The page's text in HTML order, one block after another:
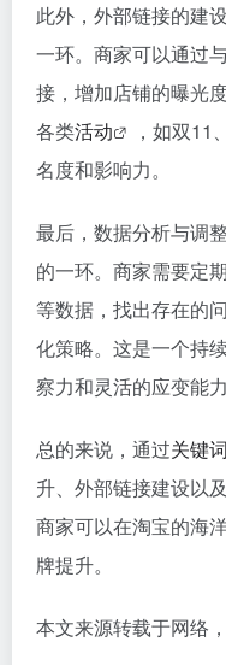
此外，外部链接的建
一环。商家可以通过
接，增加店铺的曝光
各类活动
，如双11
名度和影响力。
最后，数据分析与调
的一环。商家需要定
等数据，找出存在的
化策略。这是一个持
察力和灵活的应变能力
总的来说，通过关键词
升、外部链接建设以
商家可以在淘宝的海
牌提升。
本文来源转载于网络